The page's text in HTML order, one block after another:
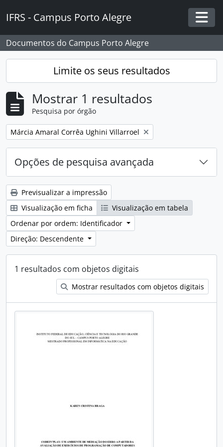
IFRS - Campus Porto Alegre
Documentos do Campus Porto Alegre
Limite os seus resultados
Mostrar 1 resultados
Pesquisa por órgão
Remover filtro:
Márcia Amaral Corrêa Ughini Villarroel
Opções de pesquisa avançada
Previsualizar a impressão
Visualização em ficha
Visualização em tabela
Ordenar por ordem: Identificador
Direção: Descendente
1 resultados com objetos digitais
Mostrar resultados com objetos digitais